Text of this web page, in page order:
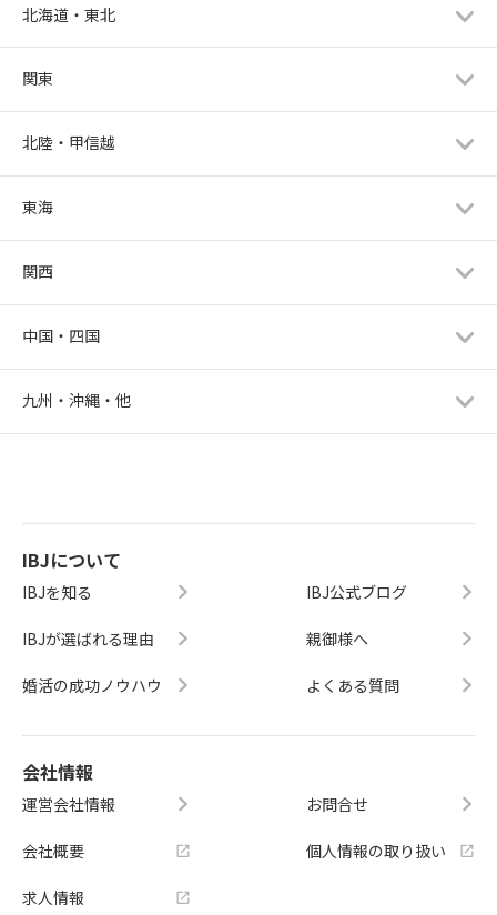
北海道・東北
関東
北陸・甲信越
東海
関西
中国・四国
九州・沖縄・他
IBJについて
IBJを知る
IBJが選ばれる理由
婚活の成功ノウハウ
IBJ公式ブログ
親御様へ
よくある質問
会社情報
運営会社情報
会社概要
求人情報
お問合せ
個人情報の取り扱い